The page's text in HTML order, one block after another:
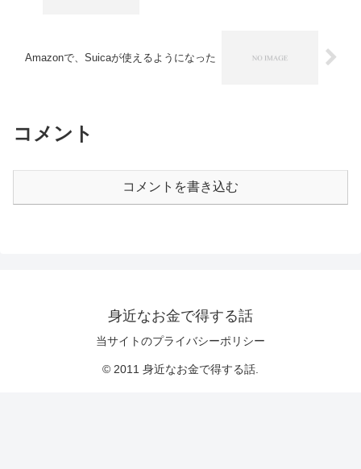
Amazonで、Suicaが使えるようになった
コメント
コメントを書き込む
身近なお金で得する話
当サイトのプライバシーポリシー
© 2011 身近なお金で得する話.